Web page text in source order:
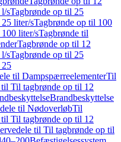
l/sTagbrønde op til 25
liter/sTagbrønde op til 100
liter/sTagbrønde til
Tagbrønde op til 12
l/sTagbrønde op til 25
25
til DampspærreelementerTil
til Til tagbrønde op til 12
Brandbeskyttelse
til NødoverløbTil
til Til tagbrønde op til 12
til Til tagbrønde op til